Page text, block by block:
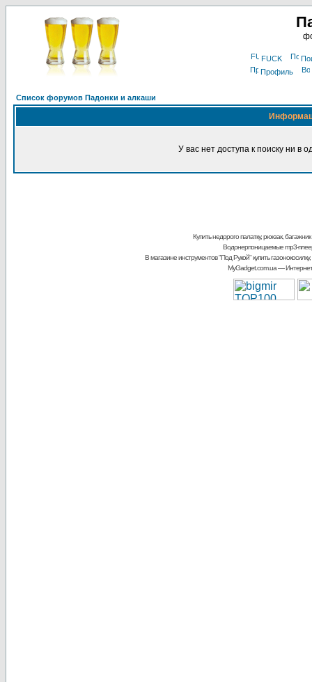
FUCK
Профиль
Список форумов Падонки и алкаши
У вас нет доступа к поиску ни в
Купить недорого палатку, рюкзак, багажник
Водонерпоницаемые mp3-
В магазине инструментов "Под Рукой"купить
MyGadget.com.ua—